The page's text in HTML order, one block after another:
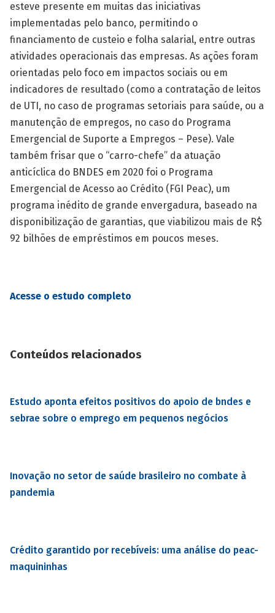
esteve presente em muitas das iniciativas
implementadas pelo banco, permitindo o
financiamento de custeio e folha salarial, entre outras
atividades operacionais das empresas. As ações foram
orientadas pelo foco em impactos sociais ou em
indicadores de resultado (como a contratação de leitos
de UTI, no caso de programas setoriais para saúde, ou a
manutenção de empregos, no caso do Programa
Emergencial de Suporte a Empregos – Pese). Vale
também frisar que o “carro-chefe” da atuação
anticíclica do BNDES em 2020 foi o Programa
Emergencial de Acesso ao Crédito (FGI Peac), um
programa inédito de grande envergadura, baseado na
disponibilização de garantias, que viabilizou mais de R$
92 bilhões de empréstimos em poucos meses.
Acesse o estudo completo
Conteúdos relacionados
Estudo aponta efeitos positivos do apoio de bndes e
sebrae sobre o emprego em pequenos negócios
Inovação no setor de saúde brasileiro no combate à
pandemia
Crédito garantido por recebíveis: uma análise do peac-
maquininhas